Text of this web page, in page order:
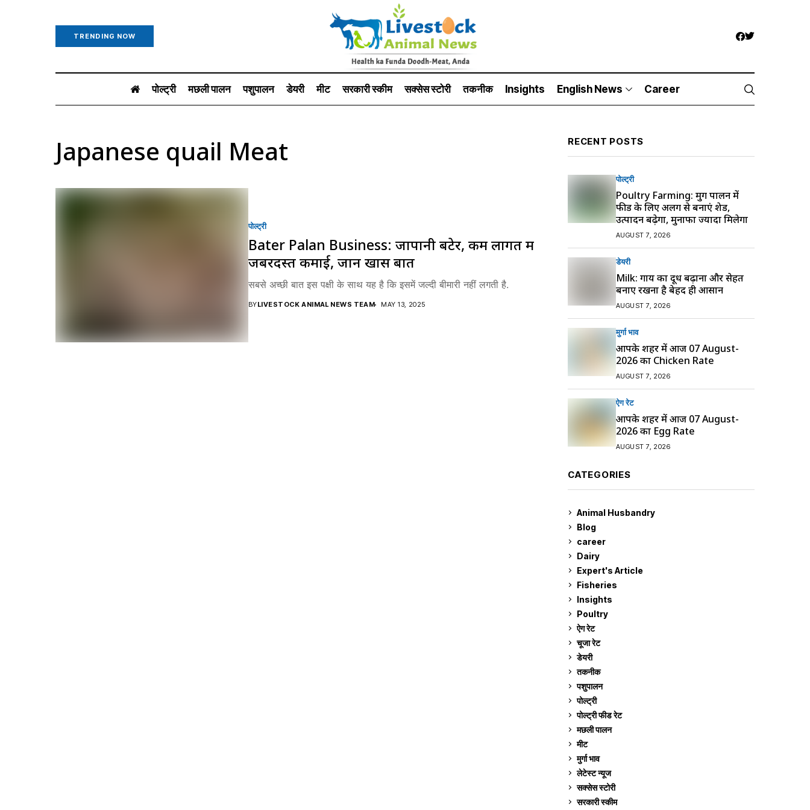
TRENDING NOW
पोल्ट्री मछली पालन पशुपालन डेयरी मीट सरकारी स्की‍म सक्सेस स्टो‍री तकनीक Insights English News Career
Japanese quail Meat
पोल्ट्री
Bater Palan Business: जापानी बटेर, कम लागत में
जबरदस्त कमाई, जानें खास बातें
सबसे अच्छी बात इस पक्षी के साथ यह है कि इसमें जल्दी बीमारी नहीं लगती है.
BYLIVESTOCK ANIMAL NEWS TEAM MAY 13, 2025
RECENT POSTS
पोल्ट्री
Poultry Farming: मुर्गी पालन में
फीड के लिए अलग से बनाएं शेड,
उत्पादन बढ़ेगा, मुनाफा ज्यादा मिलेगा
AUGUST 7, 2026
डेयरी
Milk: गाय का दूध बढ़ाना और सेहत
बनाए रखना है बेहद ही आसान
AUGUST 7, 2026
मुर्गा भाव
आपके शहर में आज 07 August-
2026 का Chicken Rate
AUGUST 7, 2026
ऐग रेट
आपके शहर में आज 07 August-
2026 का Egg Rate
AUGUST 7, 2026
CATEGORIES
Animal Husbandry
Blog
career
Dairy
Expert's Article
Fisheries
Insights
Poultry
ऐग रेट
चूजा रेट
डेयरी
तकनीक
पशुपालन
पोल्ट्री
पोल्ट्री फीड रेट
मछली पालन
मीट
मुर्गा भाव
लेटेस्ट न्यूज
सक्सेस स्टो‍री
सरकारी स्की‍म